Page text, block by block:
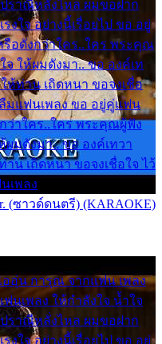
ราณีหลั่งไหล ผมขอฝาก
งใจ อย่างนี้เรื่อยไป ขอ อยู่
รือดังกว่าใคร..ใคร พระคุณ
จ ให้ผมดังมา.. ขอ องค์เท
ท่าน เถิดหนา ขอจงเชื่อ
มแฟนเพลง ขอ อยู่คู่แฟน
กว่าใคร..ใคร พระคุณผู้ฟัง
ผมดังมา.. ขอ องค์เทวา
น เถิดหนา ขอจงเชื่อใจ ไว้
เพลง
(ซาวด์ดนตรี) (KARAOKE)
อุ่น การุณ จากแฟน เพลง
นเพลง ให้กำลังใจ น้ำใจ
ราณีหลั่งไหล ผมขอฝาก
งใจ อย่างนี้เรื่อยไป ขอ อยู่